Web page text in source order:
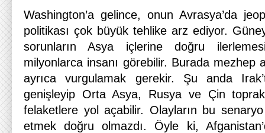
Washington’a gelince, onun Avrasya’da
politikası çok büyük tehlike arz ediyor.
sorunların Asya içlerine doğru
milyonlarca insanı görebilir. Burada mezhep
ayrıca vurgulamak gerekir. Şu anda
genişleyip Orta Asya, Rusya ve Çin
felaketlere yol açabilir. Olayların bu
etmek doğru olmazdı. Öyle ki,